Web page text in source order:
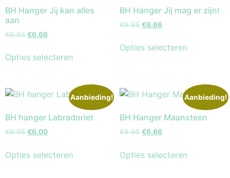
BH Hanger Jij kan alles
aan
€9.95 €6.66
Opties selecteren
BH Hanger Jij mag er zijn!
€9.95 €6.66
Opties selecteren
Aanbieding!
BH hanger Labradoriet
€9.95 €6.00
Opties selecteren
Aanbieding!
BH Hanger Maansteen
€9.95 €6.66
Opties selecteren